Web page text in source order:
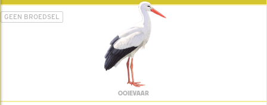
GEEN BROEDSEL
OOIEVAAR